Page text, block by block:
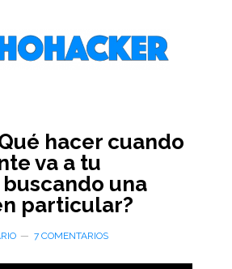
hacer cuando
va a tu
una
particular?
7 COMENTARIOS